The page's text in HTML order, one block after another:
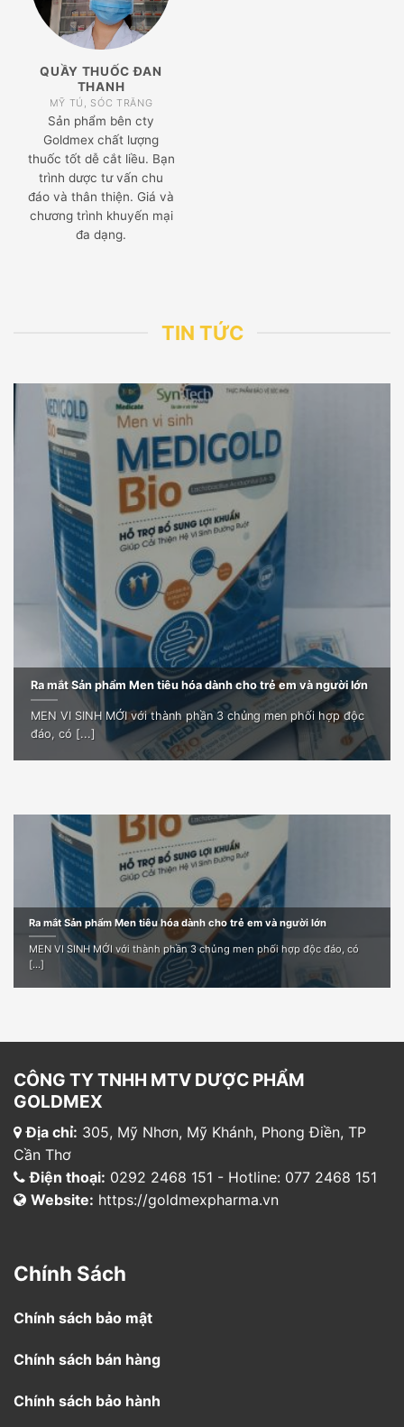
QUẦY THUỐC ĐAN
THANH
MỸ TÚ, SÓC TRĂNG
Sản phẩm bên cty
Goldmex chất lượng
thuốc tốt dễ cắt liều. Bạn
trình dược tư vấn chu
đáo và thân thiện. Giá và
chương trình khuyến mại
đa dạng.
TIN TỨC
Ra mắt Sản phẩm Men tiêu hóa dành cho trẻ em và người lớn
MEN VI SINH MỚI với thành phần 3 chủng men phối hợp độc
đáo, có [...]
Ra mắt Sản phẩm Men tiêu hóa dành cho trẻ em và người lớn
MEN VI SINH MỚI với thành phần 3 chủng men phối hợp độc đáo, có
[...]
CÔNG TY TNHH MTV DƯỢC PHẨM
GOLDMEX
Địa chỉ: 305, Mỹ Nhơn, Mỹ Khánh, Phong Điền, TP
Cần Thơ
Điện thoại: 0292 2468 151 - Hotline: 077 2468 151
Website: https://goldmexpharma.vn
Chính Sách
Chính sách bảo mật
Chính sách bán hàng
Chính sách bảo hành